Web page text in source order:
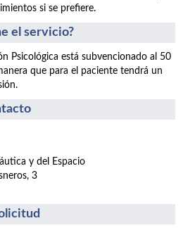
si se prefiere.
el servicio?
Psicológica está subvencionado al 50
que para el paciente tendrá un
y del Espacio
3